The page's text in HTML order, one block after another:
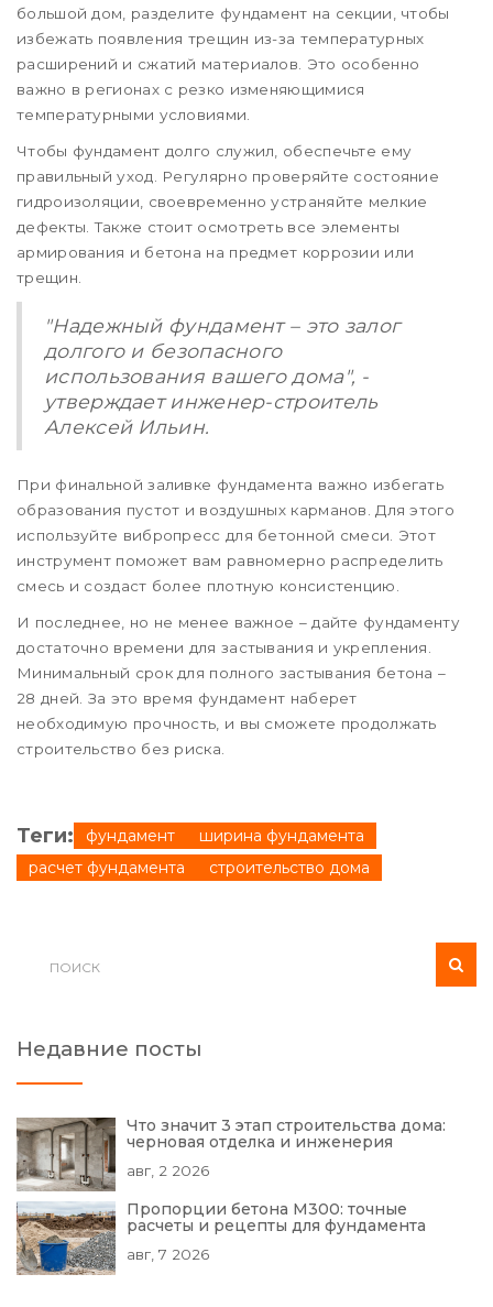
большой дом, разделите фундамент на секции, чтобы
избежать появления трещин из-за температурных
расширений и сжатий материалов. Это особенно
важно в регионах с резко изменяющимися
температурными условиями.
Чтобы фундамент долго служил, обеспечьте ему
правильный уход. Регулярно проверяйте состояние
гидроизоляции, своевременно устраняйте мелкие
дефекты. Также стоит осмотреть все элементы
армирования и бетона на предмет коррозии или
трещин.
"Надежный фундамент – это залог
долгого и безопасного
использования вашего дома", -
утверждает инженер-строитель
Алексей Ильин.
При финальной заливке фундамента важно избегать
образования пустот и воздушных карманов. Для этого
используйте вибропресс для бетонной смеси. Этот
инструмент поможет вам равномерно распределить
смесь и создаст более плотную консистенцию.
И последнее, но не менее важное – дайте фундаменту
достаточно времени для застывания и укрепления.
Минимальный срок для полного застывания бетона –
28 дней. За это время фундамент наберет
необходимую прочность, и вы сможете продолжать
строительство без риска.
Теги: фундамент
ширина фундамента
расчет фундамента
строительство дома
Недавние посты
Что значит 3 этап строительства дома:
черновая отделка и инженерия
авг, 2 2026
Пропорции бетона М300: точные
расчеты и рецепты для фундамента
авг, 7 2026